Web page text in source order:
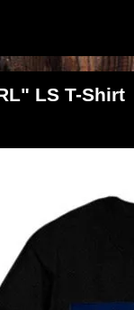
LS T-Shirt